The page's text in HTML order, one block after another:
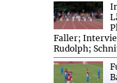
Faller;
Rudolph;